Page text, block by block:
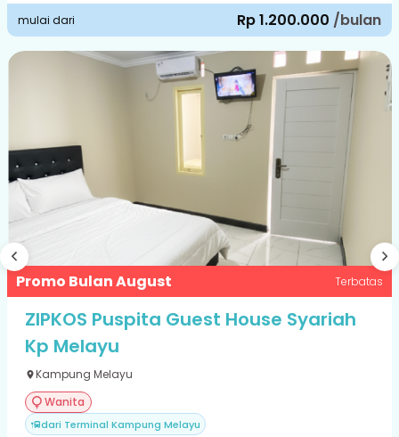
mulai dari Rp 1.200.000 /bulan
Promo Bulan August Terbatas
ZIPKOS Puspita Guest House Syariah
Kp Melayu
Kampung Melayu
Wanita
dari Terminal Kampung Melayu